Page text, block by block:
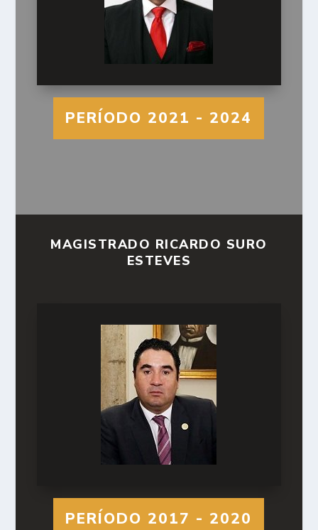
PERÍODO 2021 - 2024
MAGISTRADO RICARDO SURO
ESTEVES
PERÍODO 2017 - 2020